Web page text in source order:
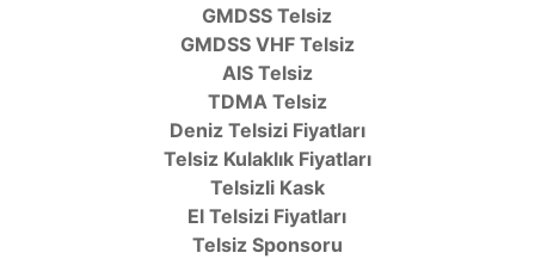
GMDSS Telsiz
GMDSS VHF Telsiz
AIS Telsiz
TDMA Telsiz
Deniz Telsizi Fiyatları
Telsiz Kulaklık Fiyatları
Telsizli Kask
El Telsizi Fiyatları
Telsiz Sponsoru